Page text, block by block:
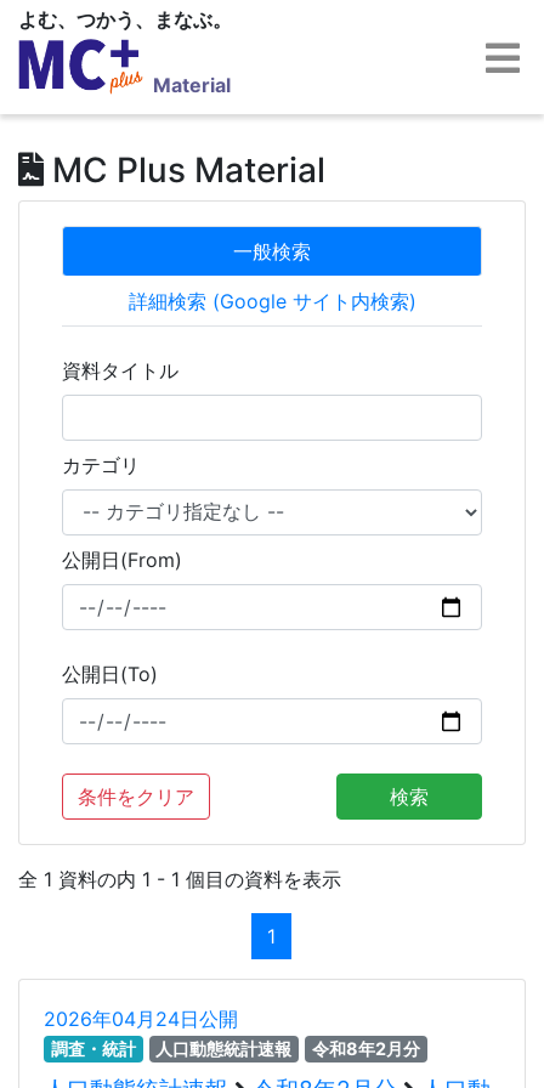
よむ、つかう、まなぶ。
Material
MC Plus Material
一般検索
詳細検索 (Google サイト内検索)
資料タイトル
カテゴリ
公開日(From)
公開日(To)
条件をクリア 検索
全 1 資料の内 1 - 1 個目の資料を表示
1
2026年04月24日公開
調査・統計 人口動態統計速報 令和8年2月分